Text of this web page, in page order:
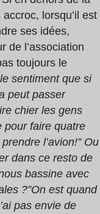
lorsqu’il est
ses idées,
de l’association
toujours le
sentiment que si
peut passer
chier les gens
pour faire quatre
l’avion!” Ou
dans ce resto de
bassine avec
?”On est quand
pas envie de